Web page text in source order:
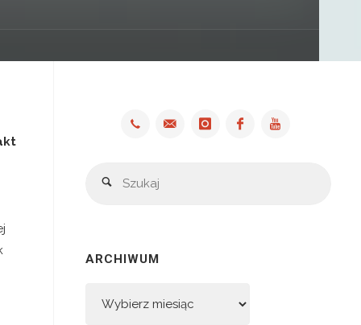
Szukaj
ARCHIWUM